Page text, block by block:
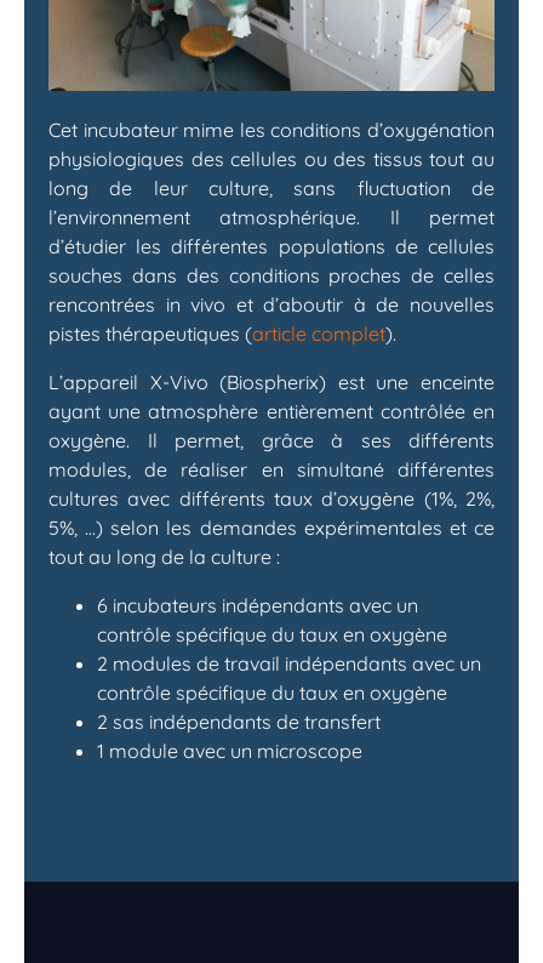
Cet incubateur mime les conditions d’oxygénation
physiologiques des cellules ou des tissus tout au
long de leur culture, sans fluctuation de
l’environnement atmosphérique. Il permet
d’étudier les différentes populations de cellules
souches dans des conditions proches de celles
rencontrées in vivo et d’aboutir à de nouvelles
pistes thérapeutiques (article complet).
L’appareil X-Vivo (Biospherix) est une enceinte
ayant une atmosphère entièrement contrôlée en
oxygène. Il permet, grâce à ses différents
modules, de réaliser en simultané différentes
cultures avec différents taux d’oxygène (1%, 2%,
5%, …) selon les demandes expérimentales et ce
tout au long de la culture :
6 incubateurs indépendants avec un
contrôle spécifique du taux en oxygène
2 modules de travail indépendants avec un
contrôle spécifique du taux en oxygène
2 sas indépendants de transfert
1 module avec un microscope